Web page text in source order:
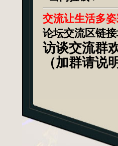
交流让生活多
论坛交流区链
访谈交流群
（加群请说